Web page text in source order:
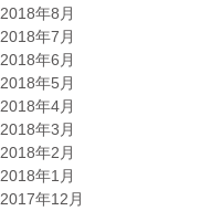
2018年8月
2018年7月
2018年6月
2018年5月
2018年4月
2018年3月
2018年2月
2018年1月
2017年12月